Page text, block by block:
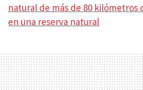
natural de más de 80 kilómetros
en una reserva natural